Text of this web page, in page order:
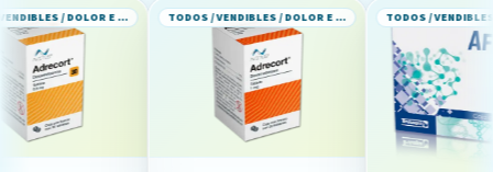
TODOS / VENDIBLES / DOLOR E INFLAMACION TODOS / VENDIBLES / DOLOR E INFLAMACION